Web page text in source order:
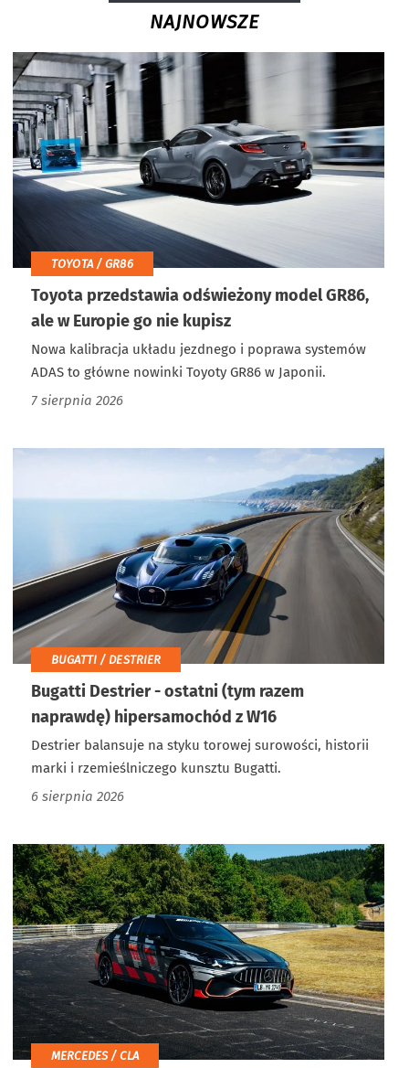
NAJNOWSZE
TOYOTA / GR86
Toyota przedstawia odświeżony model GR86,
ale w Europie go nie kupisz
Nowa kalibracja układu jezdnego i poprawa systemów
ADAS to główne nowinki Toyoty GR86 w Japonii.
7 sierpnia 2026
BUGATTI / DESTRIER
Bugatti Destrier - ostatni (tym razem
naprawdę) hipersamochód z W16
Destrier balansuje na styku torowej surowości, historii
marki i rzemieślniczego kunsztu Bugatti.
6 sierpnia 2026
MERCEDES / CLA